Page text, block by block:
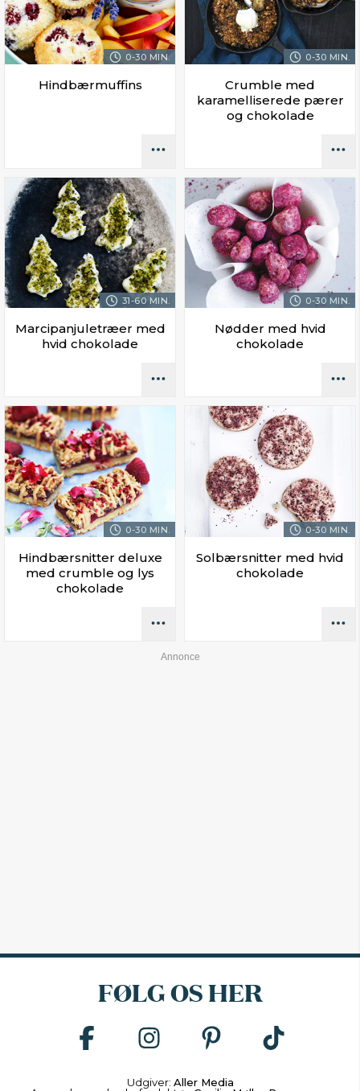
0-30 MIN.
Hindbærmuffins
0-30 MIN.
Crumble med
karamelliserede pærer
og chokolade
31-60 MIN.
Marcipanjuletræer med
hvid chokolade
0-30 MIN.
Nødder med hvid
chokolade
0-30 MIN.
Hindbærsnitter deluxe
med crumble og lys
chokolade
0-30 MIN.
Solbærsnitter med hvid
chokolade
FØLG OS HER
Udgiver: Aller Media